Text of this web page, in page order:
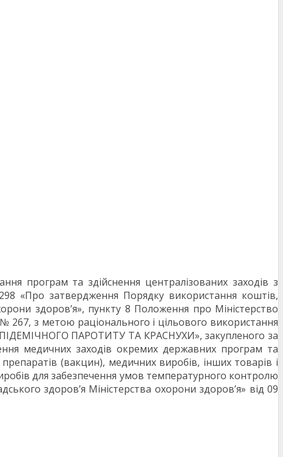
програм та здійснення централізованих заходів з
«Про затвердження Порядку використання коштів,
здоров’я», пункту 8 Положення про Міністерство
267, з метою раціонального і цільового використання
ПАРОТИТУ ТА КРАСНУХИ», закупленого за
медичних заходів окремих державних програм та
(вакцин), медичних виробів, інших товарів і
для забезпечення умов температурного контролю
здоров’я Міністерства охорони здоров’я» від 09